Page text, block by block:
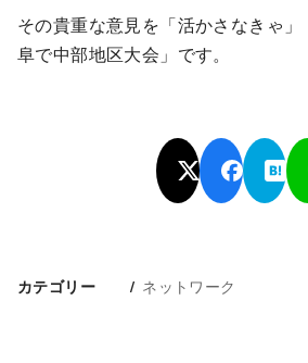
その貴重な意見を「活かさなきゃ
阜で中部地区大会」です。
カテゴリー ネットワーク